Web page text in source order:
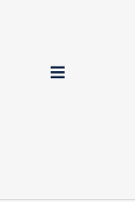
Toggle